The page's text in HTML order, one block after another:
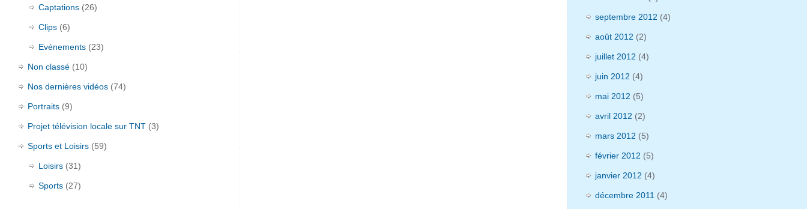
Captations (26)
Clips (6)
Evénements (23)
Non classé (10)
Nos dernières vidéos (74)
Portraits (9)
Projet télévision locale sur TNT (3)
Sports et Loisirs (59)
Loisirs (31)
Sports (27)
septembre 2012 (4)
août 2012 (2)
juillet 2012 (4)
juin 2012 (4)
mai 2012 (5)
avril 2012 (2)
mars 2012 (5)
février 2012 (5)
janvier 2012 (4)
décembre 2011 (4)